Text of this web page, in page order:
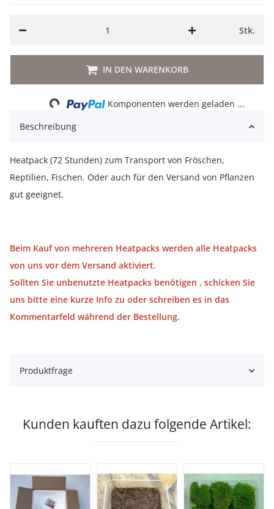
Stk.
IN DEN WARENKORB
Loading...
Komponenten werden geladen ...
Beschreibung
Heatpack (72 Stunden) zum Transport von Fröschen,
Reptilien, Fischen. Oder auch für den Versand von Pflanzen
gut geeignet.
Beim Kauf von mehreren Heatpacks werden alle Heatpacks
von uns vor dem Versand aktiviert.
Sollten Sie unbenutzte Heatpacks benötigen , schicken Sie
uns bitte eine kurze Info zu oder schreiben es in das
Kommentarfeld während der Bestellung.
Produktfrage
Kunden kauften dazu folgende Artikel: